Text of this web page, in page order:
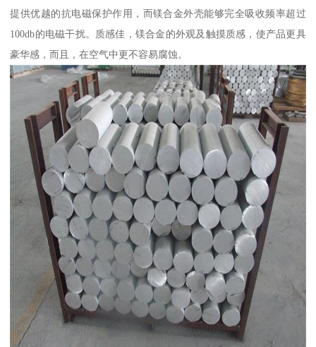
提供优越的抗电磁保护作用，而镁合金外壳能够完全吸收频率超过
100db的电磁干扰。质感佳，镁合金的外观及触摸质感，使产品更具
豪华感，而且，在空气中更不容易腐蚀。